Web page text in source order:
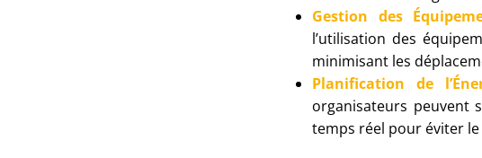
Gestion des
l’utilisation des
minimisant les
Planification de
organisateurs peuvent
temps réel pour éviter le